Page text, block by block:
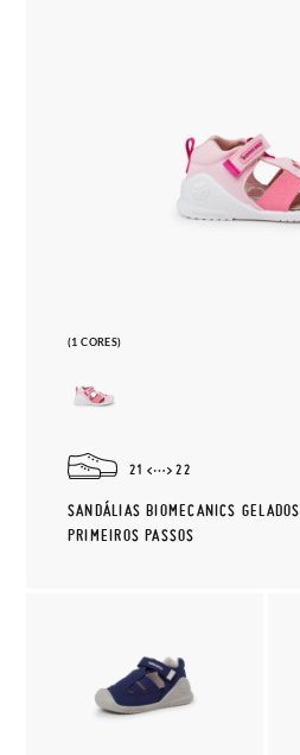
(1 CORES)
21 22
SANDÁLIAS BIOMECANICS GELADOS
PRIMEIROS PASSOS